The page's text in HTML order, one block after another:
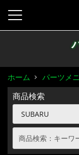
ホーム パーツメ
商品検索